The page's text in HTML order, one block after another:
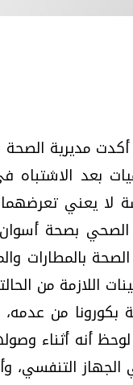
أكدت مديرية الصحة
بعد الاشتباه
لا يعني
الصحي بصحة
بالمطارات
اللازمة من
بكورونا من
لوحظ أنه أثناء
الجهاز التنفسي،
فيديو..
وتحديات
تحدث وكيف